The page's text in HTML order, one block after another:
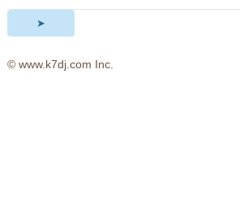
© www.k7dj.com Inc.